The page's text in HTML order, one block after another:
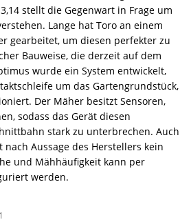
stellt die Gegenwart in Frage um
Lange hat Toro an einem
gearbeitet, um diesen perfekter zu
Bauweise, die derzeit auf dem
wurde ein System entwickelt,
um das Gartengrundstück,
Der Mäher besitzt Sensoren,
sodass das Gerät diesen
stark zu unterbrechen. Auch
nach Aussage des Herstellers kein
und Mähhäufigkeit kann per
werden.